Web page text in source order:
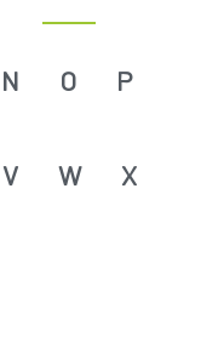
N O P
V W X